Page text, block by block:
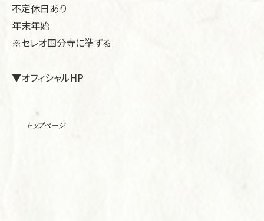
不定休日あり
年末年始
※セレオ国分寺に準ずる
▼オフィシャルHP
トップページ